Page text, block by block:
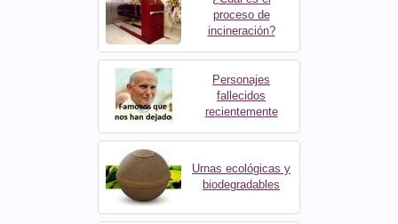
proceso de
incineración?
Personajes
fallecidos
recientemente
Urnas ecológicas y
biodegradables